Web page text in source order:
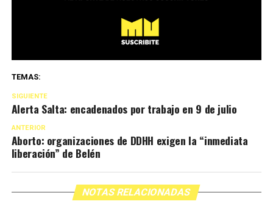
TEMAS:
SIGUIENTE
Alerta Salta: encadenados por trabajo en 9 de julio
ANTERIOR
Aborto: organizaciones de DDHH exigen la “inmediata
liberación” de Belén
NOTAS RELACIONADAS